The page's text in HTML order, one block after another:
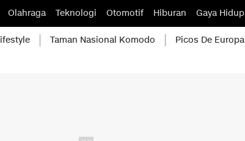
Olahraga Teknologi Otomotif Hiburan Gaya Hidup
Taman Nasional Komodo Picos De Europa